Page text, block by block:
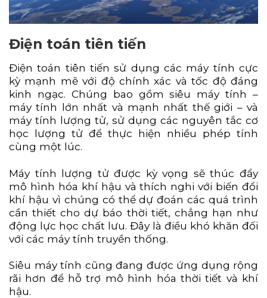
Điện toán tiên tiến
Điện toán tiên tiến sử dụng các máy tính cực
kỳ mạnh mẽ với độ chính xác và tốc độ đáng
kinh ngạc. Chúng bao gồm siêu máy tính –
máy tính lớn nhất và mạnh nhất thế giới – và
máy tính lượng tử, sử dụng các nguyên tắc cơ
học lượng tử để thực hiện nhiều phép tính
cùng một lúc.
Máy tính lượng tử được kỳ vọng sẽ thúc đẩy
mô hình hóa khí hậu và thích nghi với biến đổi
khí hậu vì chúng có thể dự đoán các quá trình
cần thiết cho dự báo thời tiết, chẳng hạn như
động lực học chất lưu. Đây là điều khó khăn đối
với các máy tính truyền thống.
Siêu máy tính cũng đang được ứng dụng rộng
rãi hơn để hỗ trợ mô hình hóa thời tiết và khí
hậu.